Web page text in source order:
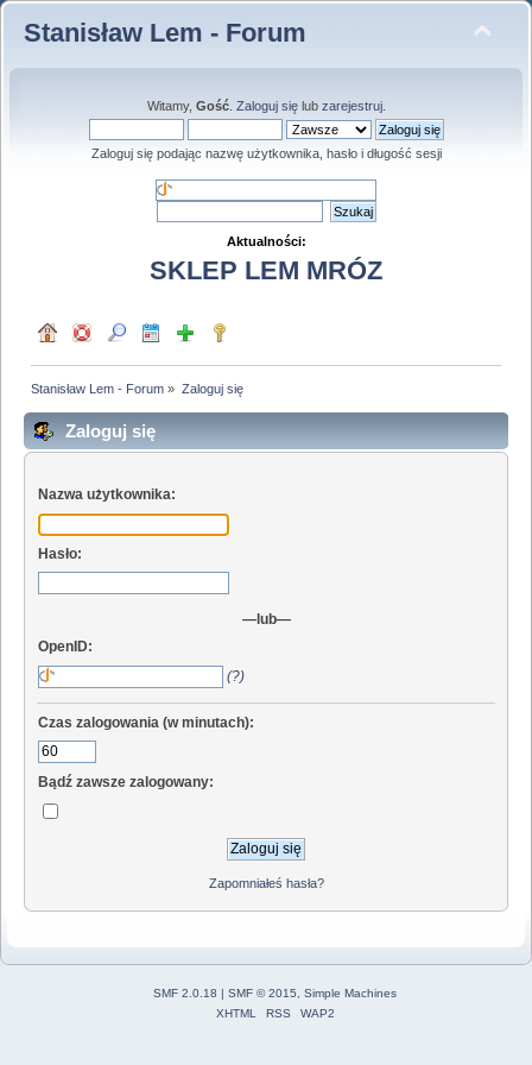
Stanisław Lem - Forum
Witamy, Gość. Zaloguj sięlub zarejestruj.
Zaloguj się podając nazwę użytkownika, hasło i długość sesji
Aktualności:
SKLEP LEM MRÓZ
Stanisław Lem - Forum » Zaloguj się
Zaloguj się
Nazwa użytkownika:
Hasło:
—lub—
OpenID:
(?)
Czas zalogowania (w minutach):
Bądź zawsze zalogowany:
Zapomniałeś hasła?
SMF 2.0.18 SMF © 2015, Simple Machines
XHTML
RSS WAP2